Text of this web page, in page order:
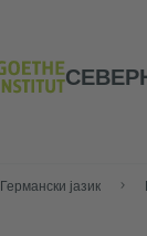
Германски јазик